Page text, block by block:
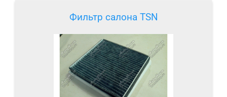
Фильтр салона TSN